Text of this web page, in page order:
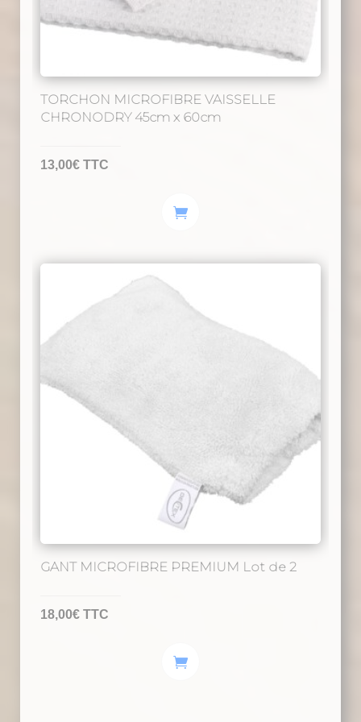
produit
TORCHON MICROFIBRE VAISSELLE
CHRONODRY 45cm x 60cm
13,00€ TTC
GANT MICROFIBRE PREMIUM Lot de 2
18,00€ TTC